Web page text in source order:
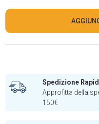
Spedizione
Approfitta della
150€